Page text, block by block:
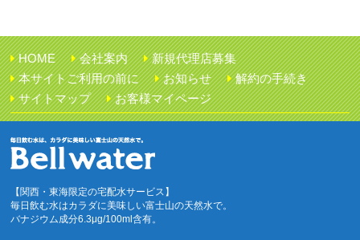
HOME 会社案内
新規代理店募集
本サイトご利用の前に
お知らせ
解約の手続き
サイトマップ
お客様マイページ
【関西・東海限定の宅配水サービス】
毎日飲む水はカラダに美味しい富士山の天然水で。
バナジウム成分6.3μg/100ml含有。